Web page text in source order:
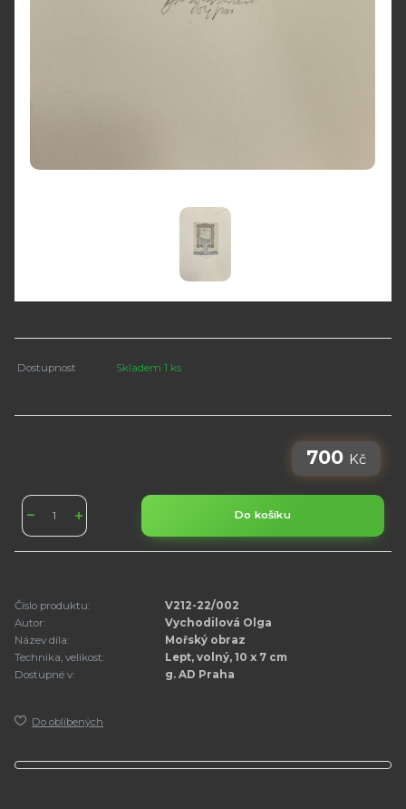
Dostupnost Skladem 1 ks
700 Kč
Do košíku
Číslo produktu:
V212-22/002
Autor:
Vychodilová Olga
Název díla:
Mořský obraz
Technika, velikost:
Lept, volný, 10 x 7 cm
Dostupné v:
g. AD Praha
Do oblíbených